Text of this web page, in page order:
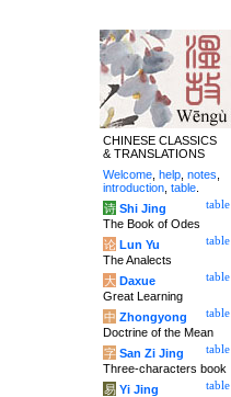
CHINESE CLASSICS
& TRANSLATIONS
Welcome help notes
introduction table
table
诗 Shi Jing
The Book of Odes
table
论 Lun Yu
The Analects
table
大 Daxue
Great Learning
table
中 Zhongyong
Doctrine of the Mean
table
字 San Zi Jing
Three-characters book
table
易 Yi Jing